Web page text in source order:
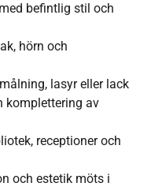
befintlig stil och
hörn och
lasyr eller lack
komplettering av
receptioner och
och estetik möts i